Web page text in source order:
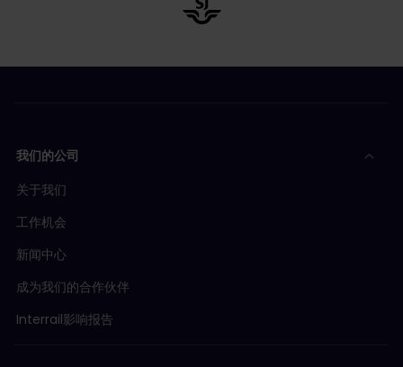
我们的公司
关于我们
工作机会
新闻中心
成为我们的合作伙伴
Interrail影响报告